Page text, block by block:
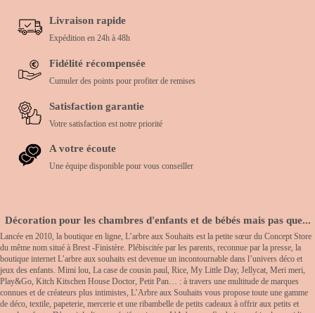
Livraison rapide
Expédition en 24h à 48h
Fidélité récompensée
Cumuler des points pour profiter de remises
Satisfaction garantie
Votre satisfaction est notre priorité
A votre écoute
Une équipe disponible pour vous conseiller
Décoration pour les chambres d'enfants et de bébés mais pas que...
Lancée en 2010, la boutique en ligne, L’arbre aux Souhaits est la petite sœur du Concept Store
du même nom situé à Brest -Finistère. Plébiscitée par les parents, reconnue par la presse, la
boutique internet L’arbre aux souhaits est devenue un incontournable dans l’univers déco et
jeux des enfants. Mimi lou, La case de cousin paul, Rice, My Little Day, Jellycat, Meri meri,
Play&Go, Kitch Kitschen House Doctor, Petit Pan… : à travers une multitude de marques
connues et de créateurs plus intimistes, L’Arbre aux Souhaits vous propose toute une gamme
de déco, textile, papeterie, mercerie et une ribambelle de petits cadeaux à offrir aux petits et